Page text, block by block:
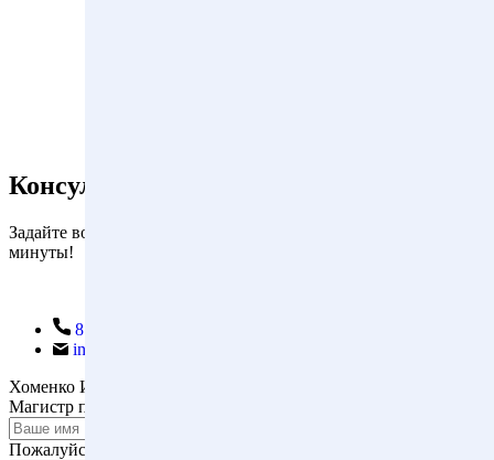
Консультация адвоката
Задайте вопрос прямо сейчас и мы ответим вам в течение 1
минуты!
8 (495) 664-66-34
info@sokol-law.ru
Хоменко Иван Васильевич
Магистр права, адвокат
Пожалуйста, введите имя.